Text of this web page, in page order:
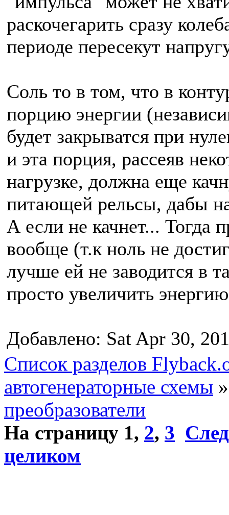
раскочегарить сразу
периоде пересекут
Соль то в том, что в
порцию энергии
будет закрыватся при
и эта порция, рассеяв
нагрузке, должна еще
питающей рельсы, дабы
А если не качнет... Тогда
вообще (т.к ноль не
лучше ей не заводится в
просто увеличить
Добавлено: Sat Apr 30,
Список разделов
автогенераторные схемы
преобразователи
На страницу 1, 2, 3
целиком